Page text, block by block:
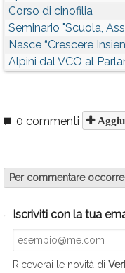
Corso di cinofilia
Seminario "Scuola,
Nasce “Crescere
Alpini dal VCO al
0 commenti
Per commentare
Iscriviti con la tua
Riceverai le novità di